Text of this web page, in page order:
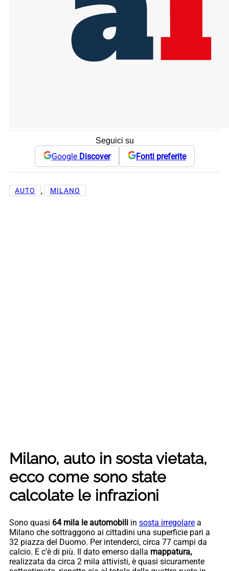
Seguici su
Google Discover Fonti preferite
AUTO , MILANO
Milano, auto in sosta vietata,
ecco come sono state
calcolate le infrazioni
Sono quasi 64 mila le automobili in sosta irregolare a
Milano che sottraggono ai cittadini una superficie pari a
32 piazza del Duomo. Per intenderci, circa 77 campi da
calcio. E c’è di più. Il dato emerso dalla mappatura,
realizzata da circa 2 mila attivisti, è quasi sicuramente